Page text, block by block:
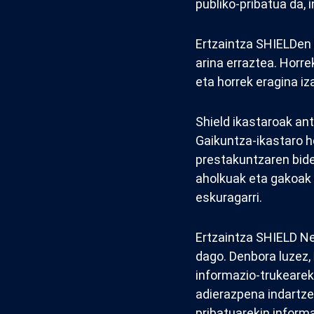
publiko-pribatua da,
Ertzaintza
arina erraztea.
eta horrek eragina
Shield ikastaroak
Gaikuntza-ikastaro
prestakuntzaren
aholkuak eta
eskuragarri.
Ertzaintza SHIELD
dago. Denbora
informazio-
adierazpena